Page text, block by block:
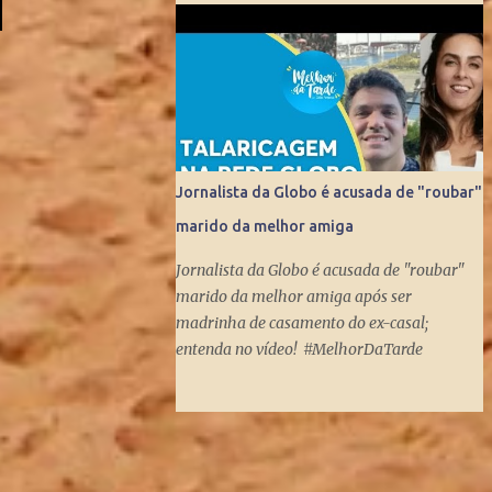
Globo, sem o pai saber, o que prova que não
houve nepotismo, se tornou um dos
principais repórteres, fazendo matérias
especiais para o Jornal Nacional, Esporte
Espetacular. Até se tornar apresent...
Jornalista da Globo é acusada de "roubar"
marido da melhor amiga
Jornalista da Globo é acusada de "roubar"
marido da melhor amiga após ser
madrinha de casamento do ex-casal;
entenda no vídeo! #MelhorDaTarde